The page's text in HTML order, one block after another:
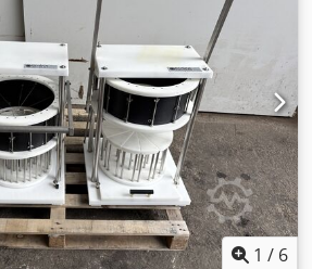
1 / 6